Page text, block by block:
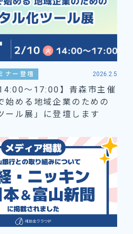
ナー登壇 2026.2.5
～17:00】青森市主催
始める地域企業のための
ール展」に登壇します